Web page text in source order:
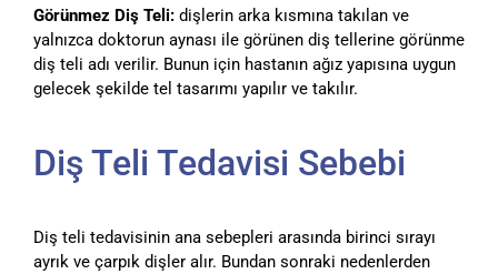
Görünmez Diş Teli: dişlerin arka kısmına takılan ve
yalnızca doktorun aynası ile görünen diş tellerine görünme
diş teli adı verilir. Bunun için hastanın ağız yapısına uygun
gelecek şekilde tel tasarımı yapılır ve takılır.
Diş Teli Tedavisi Sebebi
Diş teli tedavisinin ana sebepleri arasında birinci sırayı
ayrık ve çarpık dişler alır. Bundan sonraki nedenlerden